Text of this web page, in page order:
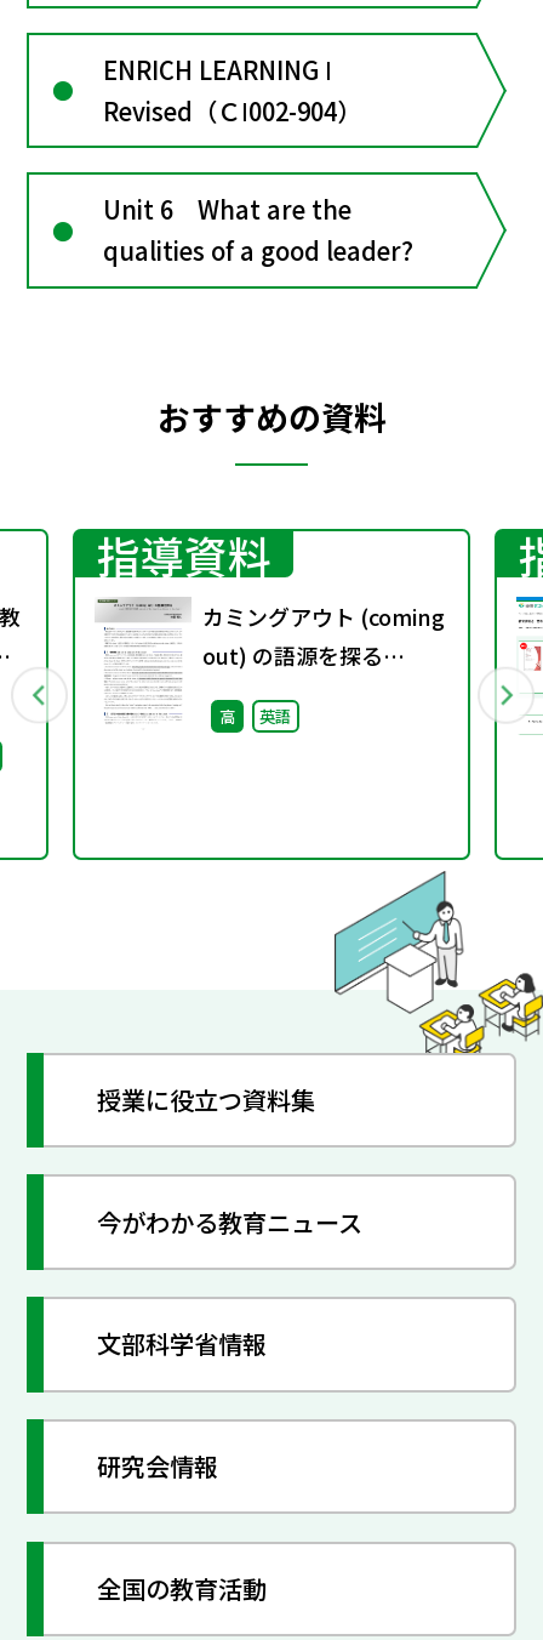
ENRICH LEARNING Ⅰ
Revised（ＣⅠ002-904）
Unit 6 What are the
qualities of a good leader?
おすすめの資料
指導資料
カミングアウト (coming
out) の語源を探る
―closet に関わる2つの
表現 come out of the
高 英語
授業に役立つ資料集
今がわかる教育ニュース
文部科学省情報
研究会情報
全国の教育活動